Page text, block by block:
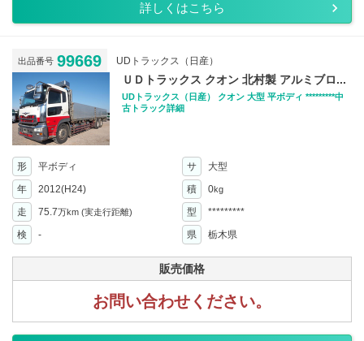
詳しくはこちら
出品番号 99669 UDトラックス（日産）
ＵＤトラックス クオン 北村製 アルミブロ...
UDトラックス（日産） クオン 大型 平ボディ *********中
古トラック詳細
形 平ボディ サ
大型
年
2012(H24) 積 0kg
走 75.7万km (実走行距離) 型
*********
検
- 県 栃木県
販売価格
お問い合わせください。